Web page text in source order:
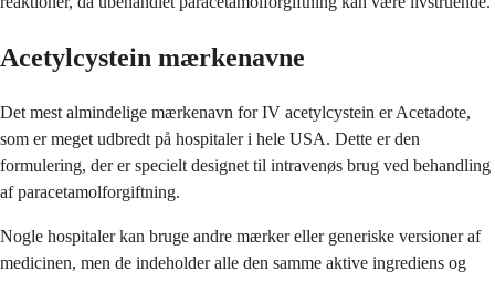
Acetylcystein mærkenavne
Det mest almindelige mærkenavn for IV acetylcystein er Acetadote,
som er meget udbredt på hospitaler i hele USA. Dette er den
formulering, der er specielt designet til intravenøs brug ved behandling
af paracetamolforgiftning.
Nogle hospitaler kan bruge andre mærker eller generiske versioner af
medicinen, men de indeholder alle den samme aktive ingrediens og